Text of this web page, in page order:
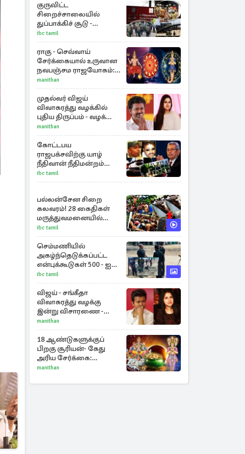
குருவிட்ட
சிறைச்சாலையில்
துப்பாக்கிச் சூடு -
நீதியமைச்சரின்
அறிவிப்பு
ibc tamil
ராகு - செவ்வாய்
சேர்க்கையால் உருவான
நவபஞ்சம ராஜயோகம்:
அதிர்ஷ்டம் பெறும் 3
ராசிகள்!
manithan
முதல்வர் விஜய்
விவாகரத்து வழக்கில்
புதிய திருப்பம் - வழக்கை
வாபஸ் பெற்ற சங்கீதா!
manithan
கோட்டபய
ராஜபக்சவிற்கு யாழ்
நீதிவான் நீதிமன்றம்
பிறப்பித்த விசேட
உத்தரவு!
ibc tamil
பல்லன்சேன சிறை
கலவரம்! 28 கைதிகள்
மருத்துவமனையில்
அனுமதி
ibc tamil
செம்மணியில்
அகழ்ந்தெடுக்கப்பட்ட
என்புக்கூடுகள் 500 - ஐ
தாண்டியது
ibc tamil
விஜய் - சங்கீதா
விவாகரத்து வழக்கு
இன்று விசாரணை -
காணொளி மூலம்
ஆஜராக வாய்ப்பு
manithan
18 ஆண்டுகளுக்குப்
பிறகு சூரியன்- கேது
அரிய சேர்க்கை:
அதிர்ஷ்டம் பெறும் 3
manithan